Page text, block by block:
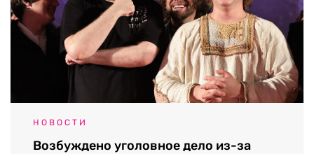
НОВОСТИ
Возбуждено уголовное дело из-за